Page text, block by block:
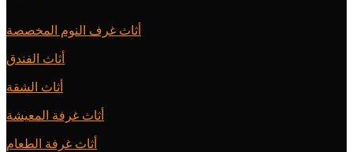
أثاث غرف النوم المخصصة
أثاث الفندق
أثاث الشقة
أثاث غرفة المعيشة
أثاث غرفة الطعام